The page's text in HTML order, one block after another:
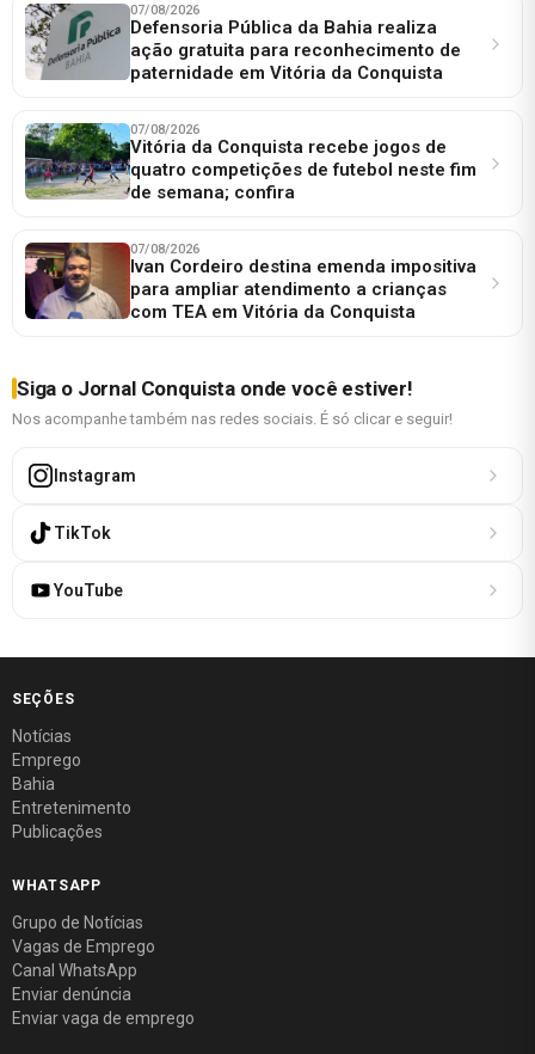
07/08/2026
Defensoria Pública da Bahia realiza
ação gratuita para reconhecimento de
paternidade em Vitória da Conquista
07/08/2026
Vitória da Conquista recebe jogos de
quatro competições de futebol neste fim
de semana; confira
07/08/2026
Ivan Cordeiro destina emenda impositiva
para ampliar atendimento a crianças
com TEA em Vitória da Conquista
Siga o Jornal Conquista onde você estiver!
Nos acompanhe também nas redes sociais. É só clicar e seguir!
Instagram
TikTok
YouTube
SEÇÕES
Notícias
Emprego
Bahia
Entretenimento
Publicações
WHATSAPP
Grupo de Notícias
Vagas de Emprego
Canal WhatsApp
Enviar denúncia
Enviar vaga de emprego